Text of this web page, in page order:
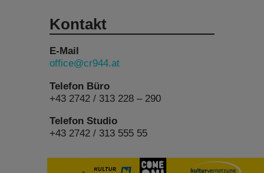
Kontakt
E-Mail
office@cr944.at
Telefon Büro
+43 2742 / 313 228 – 290
Telefon Studio
+43 2742 / 313 555 55